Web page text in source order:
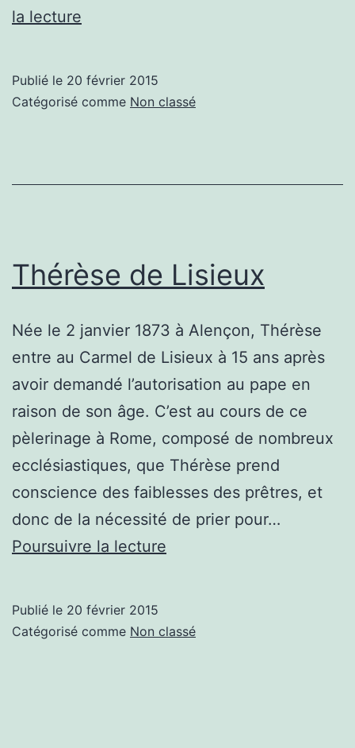
la lecture
Publié le 20 février 2015
Catégorisé comme Non classé
Thérèse de Lisieux
Née le 2 janvier 1873 à Alençon, Thérèse
entre au Carmel de Lisieux à 15 ans après
avoir demandé l’autorisation au pape en
raison de son âge. C’est au cours de ce
pèlerinage à Rome, composé de nombreux
ecclésiastiques, que Thérèse prend
conscience des faiblesses des prêtres, et
donc de la nécessité de prier pour…
Poursuivre la lecture
Publié le 20 février 2015
Catégorisé comme Non classé